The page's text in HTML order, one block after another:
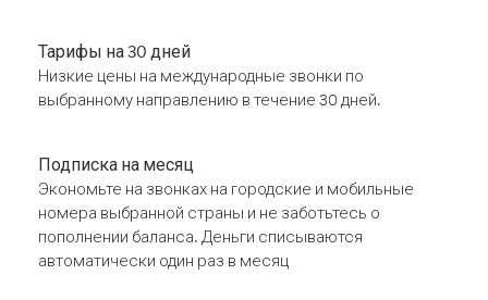
Тарифы на 30 дней
Низкие цены на международные звонки по
выбранному направлению в течение 30 дней.
Подписка на месяц
Экономьте на звонках на городские и мобильные
номера выбранной страны и не заботьтесь о
пополнении баланса. Деньги списываются
автоматически один раз в месяц